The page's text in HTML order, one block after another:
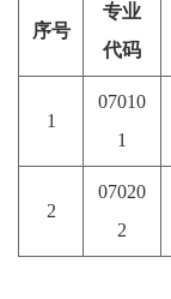
序号
专业
代码
1
07010
1
2
07020
2